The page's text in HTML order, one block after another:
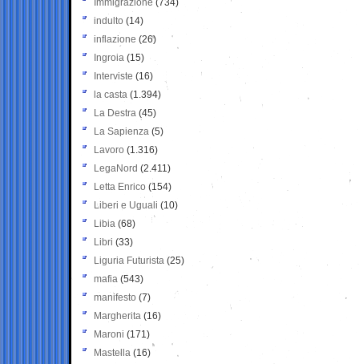
Immigrazione (734)
indulto (14)
inflazione (26)
Ingroia (15)
Interviste (16)
la casta (1.394)
La Destra (45)
La Sapienza (5)
Lavoro (1.316)
LegaNord (2.411)
Letta Enrico (154)
Liberi e Uguali (10)
Libia (68)
Libri (33)
Liguria Futurista (25)
mafia (543)
manifesto (7)
Margherita (16)
Maroni (171)
Mastella (16)